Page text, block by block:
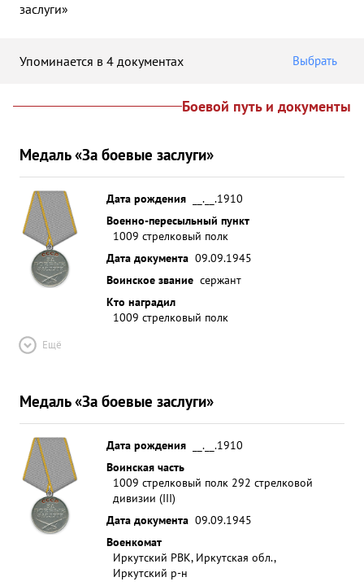
заслуги»
Упоминается в 4 документах Выбрать
Боевой путь и документы
Медаль «За боевые заслуги»
Дата рождения
__.__.1910
Военно-пересыльный пункт
1009 стрелковый полк
Дата документа 09.09.1945
Воинское звание сержант
Кто наградил
1009 стрелковый полк
Ещё
Медаль «За боевые заслуги»
Дата рождения
__.__.1910
Воинская часть
1009 стрелковый полк 292 стрелковой
дивизии (III)
Дата документа 09.09.1945
Военкомат
Иркутский РВК, Иркутская обл.,
Иркутский р-н